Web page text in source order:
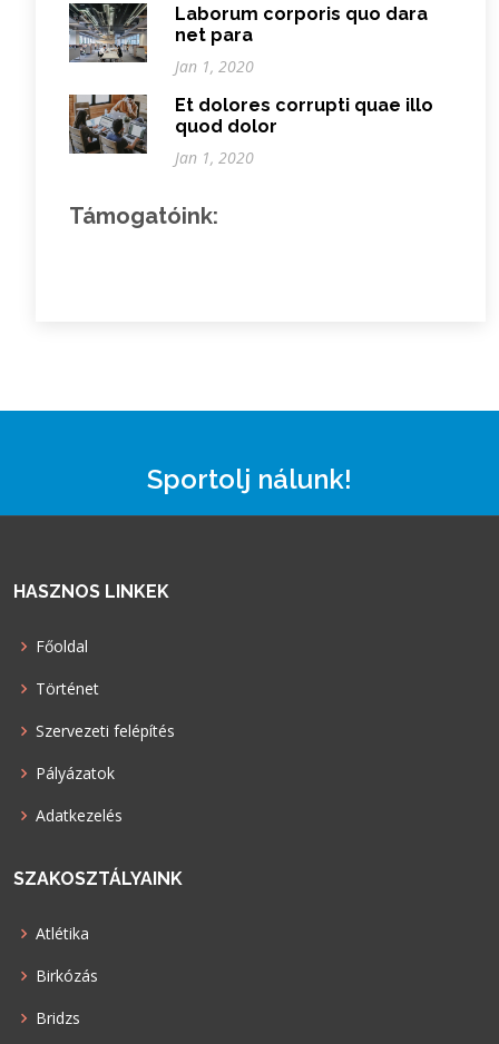
Laborum corporis quo dara
net para
Jan 1, 2020
Et dolores corrupti quae illo
quod dolor
Jan 1, 2020
Támogatóink:
Sportolj nálunk!
HASZNOS LINKEK
Főoldal
Történet
Szervezeti felépítés
Pályázatok
Adatkezelés
SZAKOSZTÁLYAINK
Atlétika
Birkózás
Bridzs